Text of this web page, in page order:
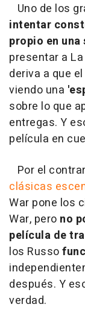
Uno de los
intentar
propio en
presentar a
deriva a que
viendo una
sobre lo que
entregas. Y
película en
Por el
clásicas
War pone los
War, pero no
película de
los Russo
después. Y
verdad.